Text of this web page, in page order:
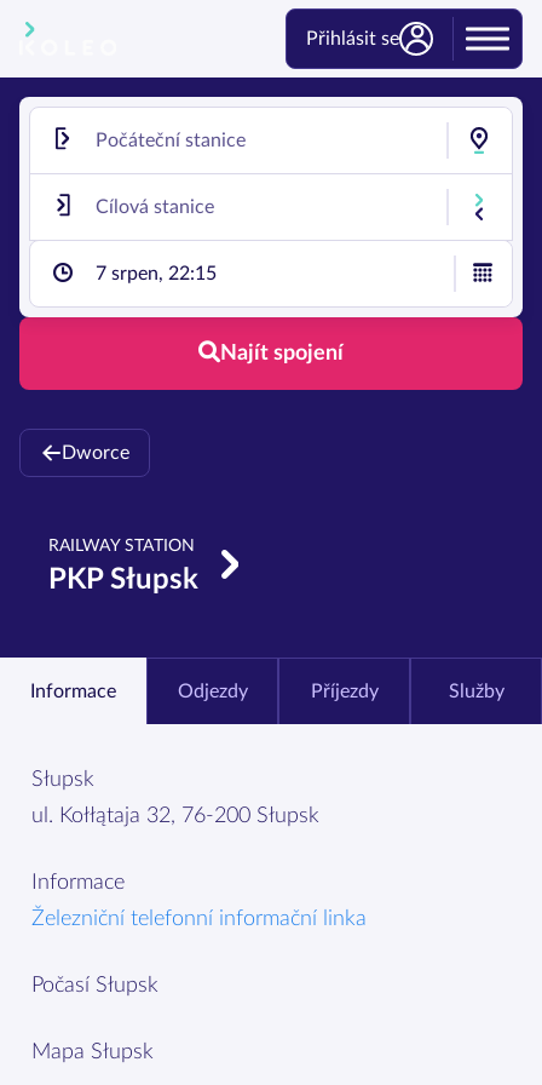
Přihlásit se
7 srpen, 22:15
Najít spojení
Dworce
RAILWAY STATION
PKP Słupsk
Informace Odjezdy Příjezdy Služby
Słupsk
ul. Kołłątaja 32, 76-200 Słupsk
Informace
Železniční telefonní informační linka
Počasí Słupsk
Mapa Słupsk